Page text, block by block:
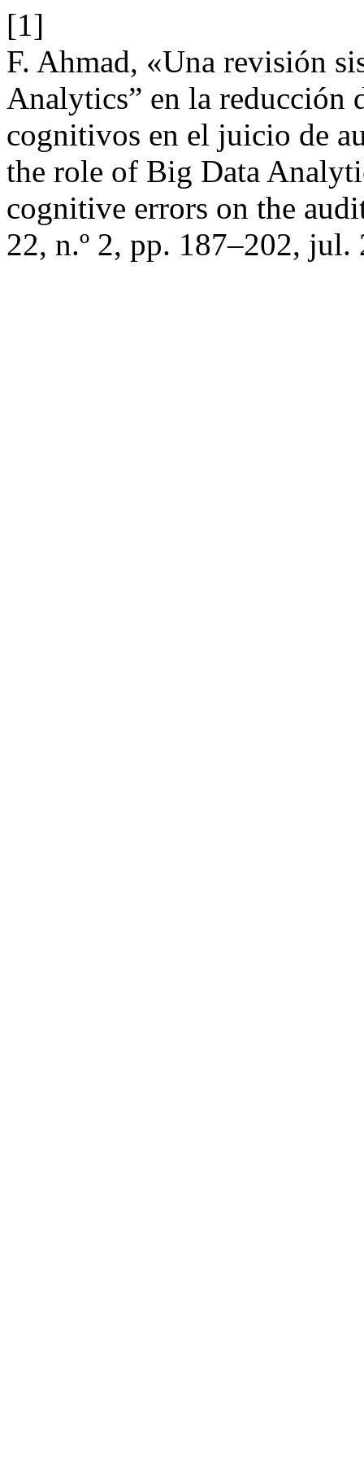
[1]
F. Ahmad, «Una revisión
Analytics” en la reducción
cognitivos en el juicio de
the role of Big Data
cognitive errors on the
22, n.º 2, pp. 187–202, jul.